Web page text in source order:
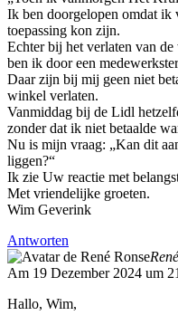
Ik ben doorgelopen omdat ik
toepassing kon zijn.
Echter bij het verlaten van
ben ik door een
Daar zijn bij mij geen niet
winkel verlaten.
Vanmiddag bij de Lidl
zonder dat ik niet betaalde
Nu is mijn vraag: „Kan dit
liggen?“
Ik zie Uw reactie met
Met vriendelijke groeten.
Wim Geverink
Antworten
Am 19 Dezember 2024 um
Hallo, Wim,